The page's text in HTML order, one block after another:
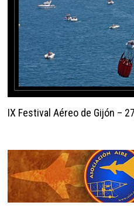
IX Festival Aéreo de Gijón –